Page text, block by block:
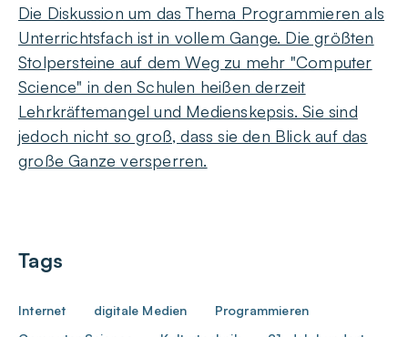
Die Diskussion um das Thema Programmieren als
Unterrichtsfach ist in vollem Gange. Die größten
Stolpersteine auf dem Weg zu mehr "Computer
Science" in den Schulen heißen derzeit
Lehrkräftemangel und Medienskepsis. Sie sind
jedoch nicht so groß, dass sie den Blick auf das
große Ganze versperren.
Tags
Internet digitale Medien
Programmieren